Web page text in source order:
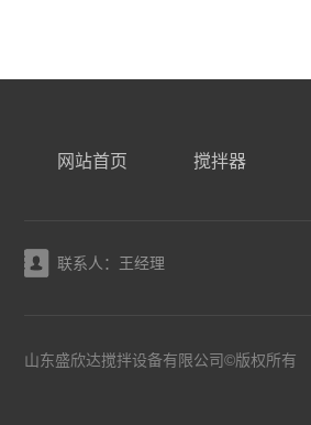
网站首页 搅拌器
联系人：王经理
山东盛欣达搅拌设备有限公司©版权所有